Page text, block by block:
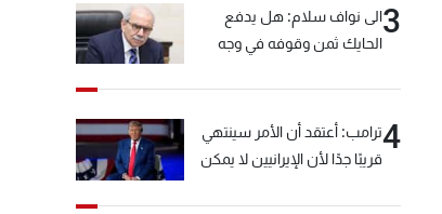
3الى نواف سلام: هل يدفع
الحايك ثمن وقوفه في وجه
4ترامب: أعتقد أن الأمر سينتهي
قريبًا جدًا لأن الإيرانيين لا يمكن